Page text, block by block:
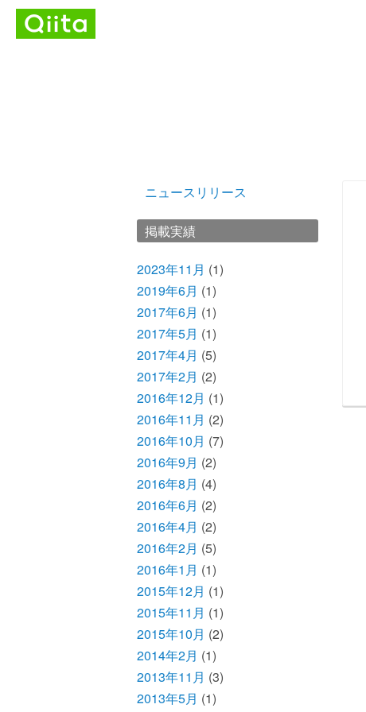
ニュースリリース
掲載実績
2023年11月 (1)
2019年6月 (1)
2017年6月 (1)
2017年5月 (1)
2017年4月 (5)
2017年2月 (2)
2016年12月 (1)
2016年11月 (2)
2016年10月 (7)
2016年9月 (2)
2016年8月 (4)
2016年6月 (2)
2016年4月 (2)
2016年2月 (5)
2016年1月 (1)
2015年12月 (1)
2015年11月 (1)
2015年10月 (2)
2014年2月 (1)
2013年11月 (3)
2013年5月 (1)